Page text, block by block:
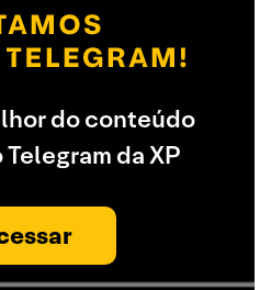
do conteúdo
da XP